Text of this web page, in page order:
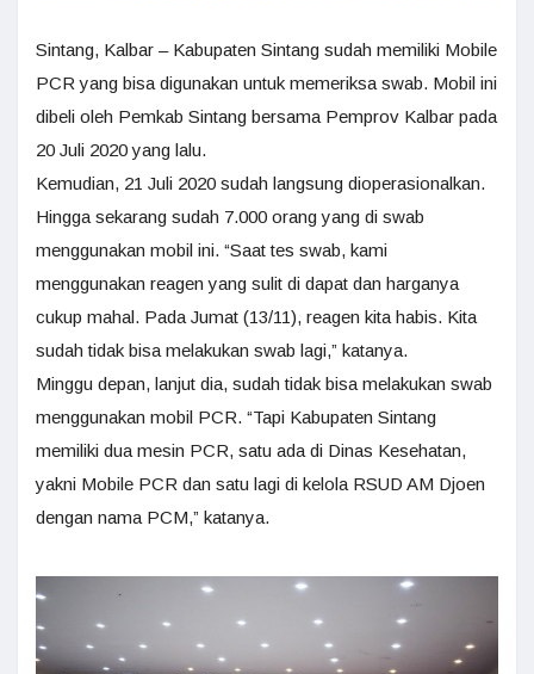
Sintang, Kalbar – Kabupaten Sintang sudah memiliki Mobile
PCR yang bisa digunakan untuk memeriksa swab. Mobil ini
dibeli oleh Pemkab Sintang bersama Pemprov Kalbar pada
20 Juli 2020 yang lalu.
Kemudian, 21 Juli 2020 sudah langsung dioperasionalkan.
Hingga sekarang sudah 7.000 orang yang di swab
menggunakan mobil ini. “Saat tes swab, kami
menggunakan reagen yang sulit di dapat dan harganya
cukup mahal. Pada Jumat (13/11), reagen kita habis. Kita
sudah tidak bisa melakukan swab lagi,” katanya.
Minggu depan, lanjut dia, sudah tidak bisa melakukan swab
menggunakan mobil PCR. “Tapi Kabupaten Sintang
memiliki dua mesin PCR, satu ada di Dinas Kesehatan,
yakni Mobile PCR dan satu lagi di kelola RSUD AM Djoen
dengan nama PCM,” katanya.